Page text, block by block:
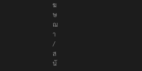
ฆ
ษ
ณ
า
/
ส
นั